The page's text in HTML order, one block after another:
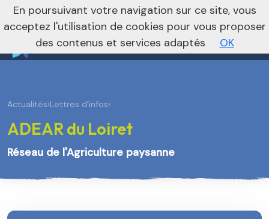
Je m’abonne à la newsletter foncière Vers le site national
nivo_2026: 1
Actualités›Lettres d’infos›
ADEAR du Loiret
Réseau de l'Agriculture paysanne
En poursuivant votre navigation sur ce site, vous
acceptez l'utilisation de cookies pour vous proposer
des contenus et services adaptés
OK